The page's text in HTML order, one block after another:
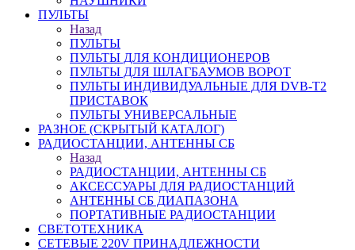
ПУЛЬТЫ
Назад
ПУЛЬТЫ
ПУЛЬТЫ ДЛЯ КОНДИЦИОНЕРОВ
ПУЛЬТЫ ДЛЯ ШЛАГБАУМОВ ВОРОТ
ПУЛЬТЫ ИНДИВИДУАЛЬНЫЕ ДЛЯ DVB-T2
ПРИСТАВОК
ПУЛЬТЫ УНИВЕРСАЛЬНЫЕ
РАЗНОЕ (СКРЫТЫЙ КАТАЛОГ)
РАДИОСТАНЦИИ, АНТЕННЫ CБ
Назад
РАДИОСТАНЦИИ, АНТЕННЫ CБ
АКСЕССУАРЫ ДЛЯ РАДИОСТАНЦИЙ
АНТЕННЫ CБ ДИАПАЗОНА
ПОРТАТИВНЫЕ РАДИОСТАНЦИИ
СВЕТОТЕХНИКА
СЕТЕВЫЕ 220V ПРИНАДЛЕЖНОСТИ